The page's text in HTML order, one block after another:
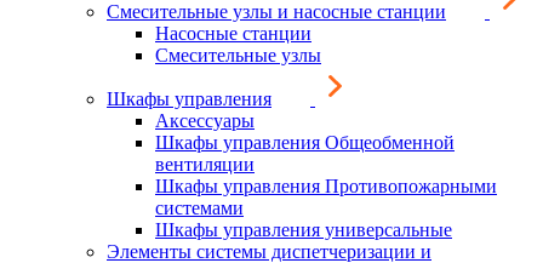
Смесительные узлы и насосные станции
Насосные станции
Смесительные узлы
Шкафы управления
Аксессуары
Шкафы управления Общеобменной
вентиляции
Шкафы управления Противопожарными
системами
Шкафы управления универсальные
Элементы системы диспетчеризации и